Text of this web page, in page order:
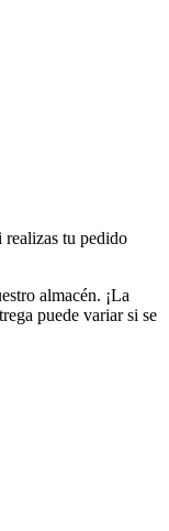
realizas tu pedido
almacén. ¡La
puede variar si se